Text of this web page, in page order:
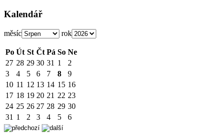
Kalendář
měsíc rok
Po Út St Čt Pá So Ne
27 28 29 30 31 1
2
3
4 5 6 7 8
9
10 11 12 13 14 15 16
17 18 19 20 21 22 23
24 25 26 27 28 29 30
31 1 2 3 4 5 6